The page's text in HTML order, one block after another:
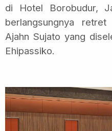
di Hotel Borobudur,
berlangsungnya
Ajahn Sujato yang
Ehipassiko.